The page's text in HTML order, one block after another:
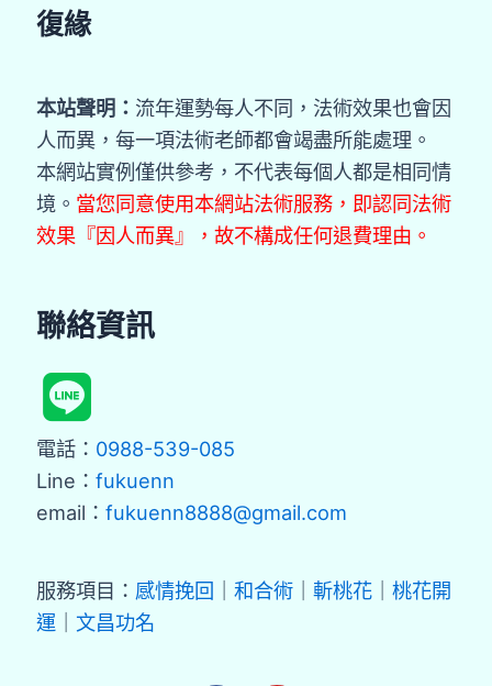
復緣
本站聲明： 流年運勢每人不同，法術效果也會因
人而異，每一項法術老師都會竭盡所能處理。
本網站實例僅供參考，不代表每個人都是相同情
境。 當您同意使用本網站法術服務，即認同法術
效果『因人而異』，故不構成任何退費理由。
聯絡資訊
電話： 0988-539-085
Line： fukuenn
email： fukuenn8888@gmail.com
服務項目： 感情挽回 和合術 斬桃花
桃花開
運
文昌功名